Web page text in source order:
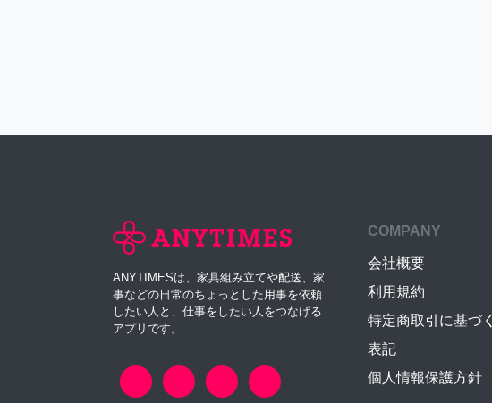
ANYTIMESは、家具組み立てや配送、家
事などの日常のちょっとした用事を依頼
したい人と、仕事をしたい人をつなげる
アプリです。
COMPANY
会社概要
利用規約
特定商取引に基づく
表記
個人情報保護方針